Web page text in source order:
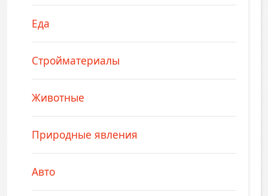
Еда
Стройматериалы
Животные
Природные явления
Авто